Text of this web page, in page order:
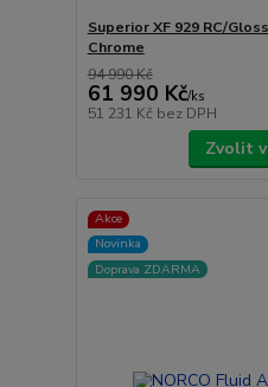
Superior XF 929 RC/
Chrome
94 990 Kč
61 990 Kč/ks
51 231 Kč bez DPH
Zvolit
Akce
Novinka
Doprava ZDARMA